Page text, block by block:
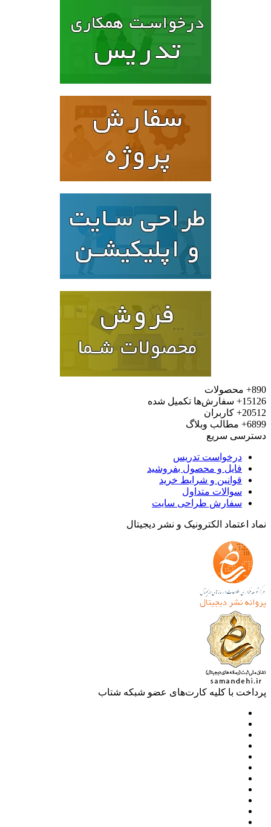
محصولات
سفارش‌ها تکمیل شده
کاربران
مطالب وبلاگ
سریع
درخواست تدریس
فایل و محصول بفروشید
قوانین و شرایط خرید
سوالات متداول
سفارش طراحی سایت
اعتماد الکترونیک و نشر دیجیتال
با کلیه کارت‌های عضو شبکه شتاب